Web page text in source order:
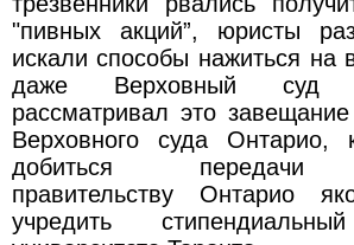
"пивных акций”, юристы
искали способы нажиться на
даже Верховный
рассматривал это
Верховного суда Онтарио,
добиться передачи
правительству Онтарио
учредить